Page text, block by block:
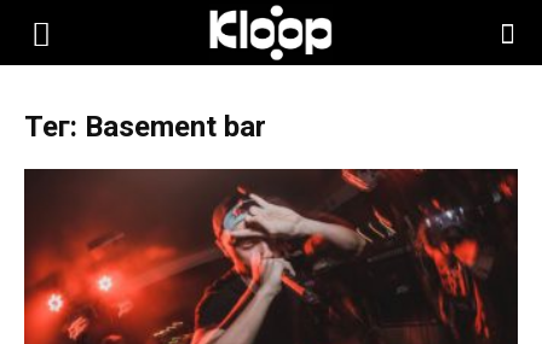
KLOOP.KG
Новости
Кыргызстана
Тег: Basement bar